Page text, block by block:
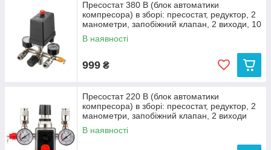
Пресостат 380 В (блок автоматики
компресора) в зборі: пресостат, редуктор, 2
манометри, запобіжний клапан, 2 виходи, 10
бар
В наявності
999 ₴
Пресостат 220 В (блок автоматики
компресора) в зборі: пресостат, редуктор, 2
манометри, запобіжний клапан, 2 виходи
INTERTOOL
В наявності